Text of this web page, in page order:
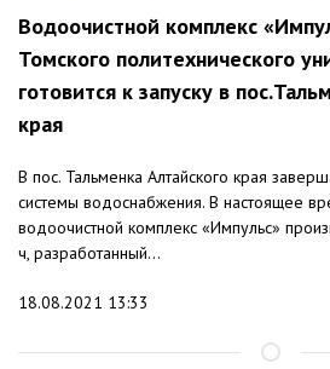
Водоочистной комплекс
Томского политехнического
готовится к запуску в
края
В пос. Тальменка Алтайского края
системы водоснабжения. В настоящее
водоочистной комплекс «Импульс»
ч, разработанный...
18.08.2021 13:33